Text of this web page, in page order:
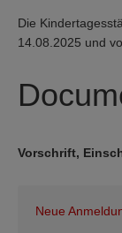
Die
14.08.2025 und
Vorschrift,
Neue